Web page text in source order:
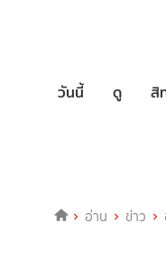
วันนี้ ดู สิ
อ่าน ข่าว